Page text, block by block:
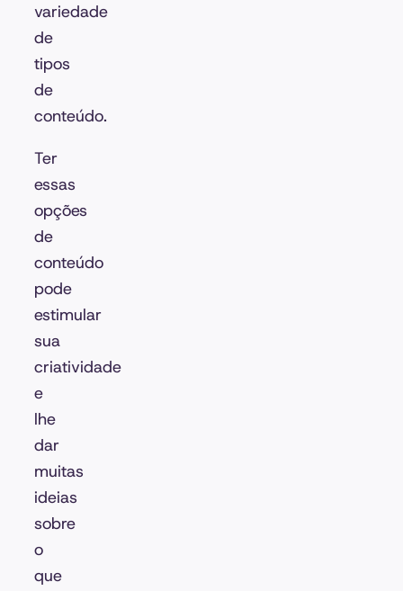
variedade
de
tipos
de
conteúdo.
Ter
essas
opções
de
conteúdo
pode
estimular
sua
criatividade
e
lhe
dar
muitas
ideias
sobre
o
que